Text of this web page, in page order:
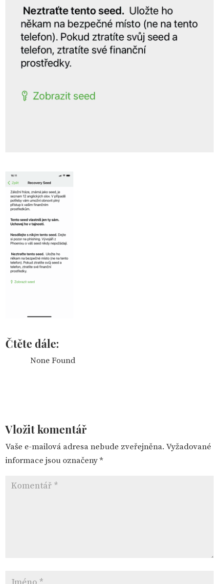
Čtěte dále:
None Found
Vložit komentář
Vaše e-mailová adresa nebude zveřejněna. Vyžadované
informace jsou označeny*